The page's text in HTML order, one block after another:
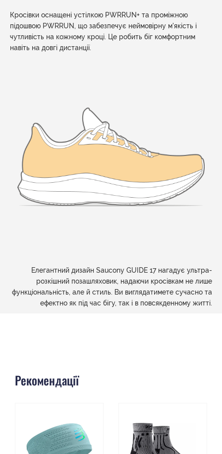
Кросівки оснащені устілкою PWRRUN+ та проміжною
підошвою PWRRUN, що забезпечує неймовірну м'якість і
чутливість на кожному кроці. Це робить біг комфортним
навіть на довгі дистанції.
Елегантний дизайн Saucony GUIDE 17 нагадує ультра-
розкішний позашляховик, надаючи кросівкам не лише
функціональність, але й стиль. Ви виглядатимете сучасно та
ефектно як під час бігу, так і в повсякденному житті.
Рекомендації